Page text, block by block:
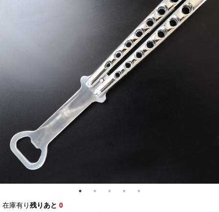
在庫有り残りあと 0